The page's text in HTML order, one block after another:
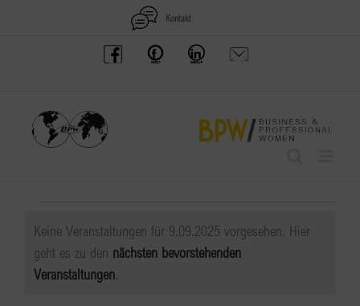
Kontakt
BPW
Austria
Offenes
Frauennetzwerk
BPW
Gruppe
Anfrage
schicken
Veranstaltungen
für
Hinweis
Keine Veranstaltungen für 9.09.2025 vorgesehen. Hier
geht es zu den nächsten bevorstehenden
Veranstaltungen.